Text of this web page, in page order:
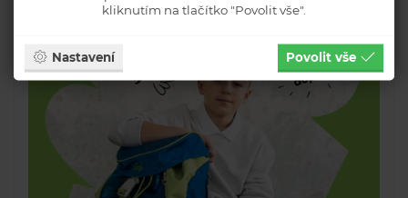
kliknutím na tlačítko "Povolit vše".
Nastavení Povolit vše